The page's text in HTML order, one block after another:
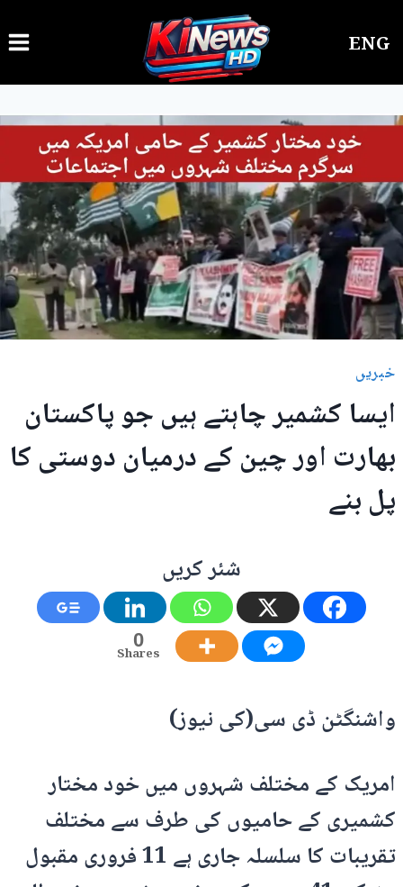
to
content
ENG
خبریں
ایسا کشمیر چاہتے ہیں جو پاکستان
بھارت اور چین کے درمیان دوستی کا
پل بنے
شئر کریں
0
Shares
واشنگٹن ڈی سی(کی نیوز)
امریک کے مختلف شہروں میں خود مختار
کشمیری کے حامیوں کی طرف سے مختلف
تقریبات کا سلسلہ جاری ہے 11 فروری مقبول